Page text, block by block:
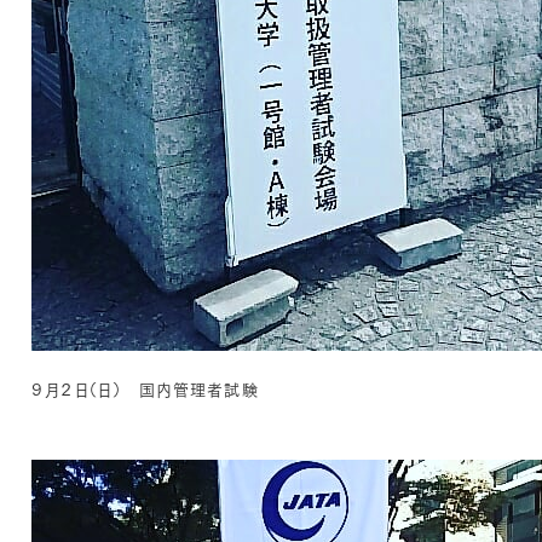
９月２日（日） 国内管理者試験